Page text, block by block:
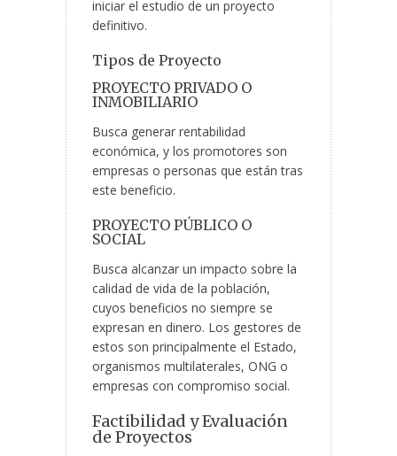
iniciar el estudio de un proyecto
definitivo.
Tipos de Proyecto
PROYECTO PRIVADO O
INMOBILIARIO
Busca generar rentabilidad
económica, y los promotores son
empresas o personas que están tras
este beneficio.
PROYECTO PÚBLICO O
SOCIAL
Busca alcanzar un impacto sobre la
calidad de vida de la población,
cuyos beneficios no siempre se
expresan en dinero. Los gestores de
estos son principalmente el Estado,
organismos multilaterales, ONG o
empresas con compromiso social.
Factibilidad y Evaluación
de Proyectos